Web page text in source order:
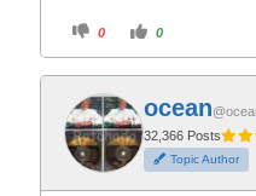
C
i
k
f
o
r
t
h
u
m
b
0
C
i
k
o
r
t
h
u
m
b
0
ocean
32,366 Posts
Topic Author